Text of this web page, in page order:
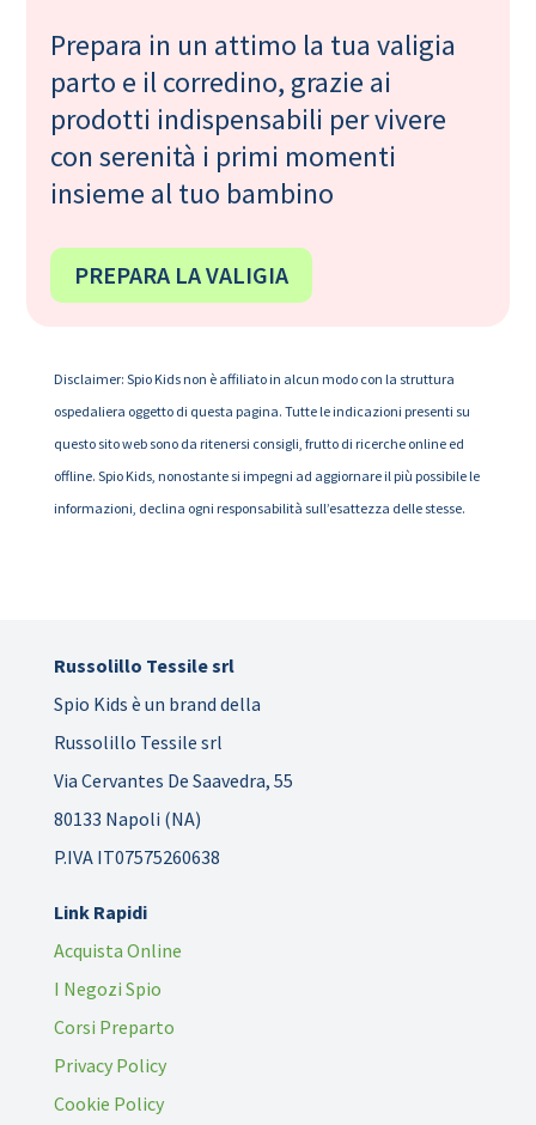
Prepara in un attimo la tua valigia
parto e il corredino, grazie ai
prodotti indispensabili per vivere
con serenità i primi momenti
insieme al tuo bambino
PREPARA LA VALIGIA
Disclaimer: Spio Kids non è affiliato in alcun modo con la struttura
ospedaliera oggetto di questa pagina. Tutte le indicazioni presenti su
questo sito web sono da ritenersi consigli, frutto di ricerche online ed
offline. Spio Kids, nonostante si impegni ad aggiornare il più possibile le
informazioni, declina ogni responsabilità sull’esattezza delle stesse.
Russolillo Tessile srl
Spio Kids è un brand della
Russolillo Tessile srl
Via Cervantes De Saavedra, 55
80133 Napoli (NA)
P.IVA IT07575260638
Link Rapidi
Acquista Online
I Negozi Spio
Corsi Preparto
Privacy Policy
Cookie Policy